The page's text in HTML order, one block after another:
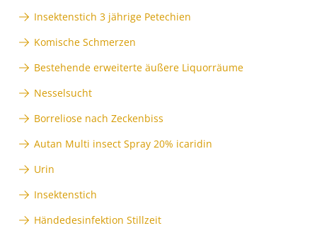
Insektenstich 3 jährige Petechien
Komische Schmerzen
Bestehende erweiterte äußere Liquorräume
Nesselsucht
Borreliose nach Zeckenbiss
Autan Multi insect Spray 20% icaridin
Urin
Insektenstich
Händedesinfektion Stillzeit